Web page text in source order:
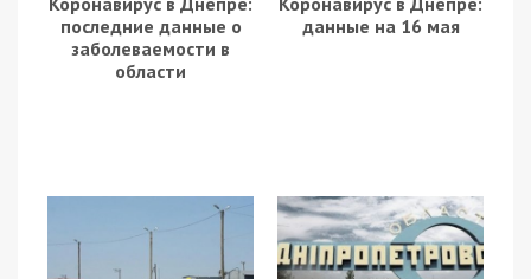
Вищий антикорупційний суд оголосив вирок у
справі про розкрадання коштів на Національній
кіностудії художніх фільмів імені Олександра
реальних термінів ув’язнення. Про це повідомляє
з посиланням на Спеціалізовану
антикорупційну прокуратуру.